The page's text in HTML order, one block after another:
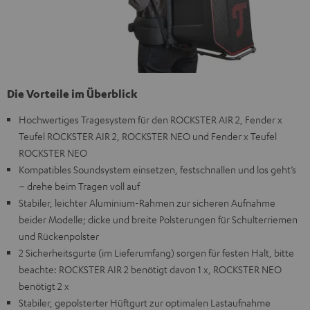
Die Vorteile im Überblick
Hochwertiges Tragesystem für den ROCKSTER AIR 2, Fender x
Teufel ROCKSTER AIR 2, ROCKSTER NEO und Fender x Teufel
ROCKSTER NEO
Kompatibles Soundsystem einsetzen, festschnallen und los geht’s
– drehe beim Tragen voll auf
Stabiler, leichter Aluminium-Rahmen zur sicheren Aufnahme
beider Modelle; dicke und breite Polsterungen für Schulterriemen
und Rückenpolster
2 Sicherheitsgurte (im Lieferumfang) sorgen für festen Halt, bitte
beachte: ROCKSTER AIR 2 benötigt davon 1 x, ROCKSTER NEO
benötigt 2 x
Stabiler, gepolsterter Hüftgurt zur optimalen Lastaufnahme